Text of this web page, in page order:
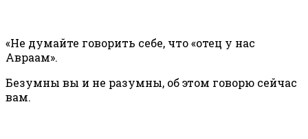
«Не думайте говорить себе, что «отец у нас
Авраам».
Безумны вы и не разумны, об этом говорю сейчас
вам.